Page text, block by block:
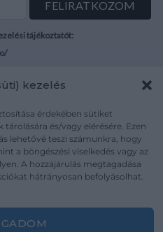
kezelés
érdekében sütiket
és/vagy elérésére. Ezen
lehetővé teszi számunkra, hogy
a böngészési viselkedés vagy az
A hozzájárulás megtagadása
hátrányosan befolyásolhat.
tájékoztatót:
Áraink
Adatvédelem
Impresszum